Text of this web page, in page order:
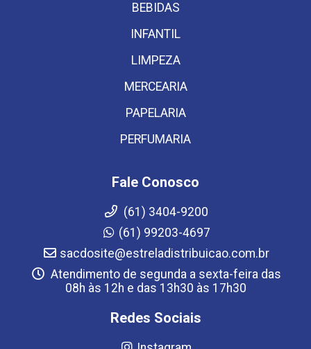
BEBIDAS
INFANTIL
LIMPEZA
MERCEARIA
PAPELARIA
PERFUMARIA
Fale Conosco
(61) 3404-9200
(61) 99203-4697
sacdosite@estreladistribuicao.com.br
Atendimento de segunda a sexta-feira das
08h às 12h e das 13h30 às 17h30
Redes Sociais